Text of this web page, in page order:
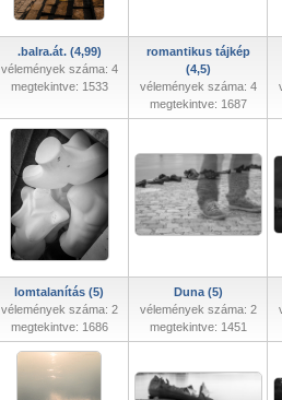
.balra.át. (4,99)
vélemények száma: 4
megtekintve: 1533
romantikus tájkép
(4,5)
vélemények száma: 4
megtekintve: 1687
lomtalanítás (5)
vélemények száma: 2
megtekintve: 1686
Duna (5)
vélemények száma: 2
megtekintve: 1451